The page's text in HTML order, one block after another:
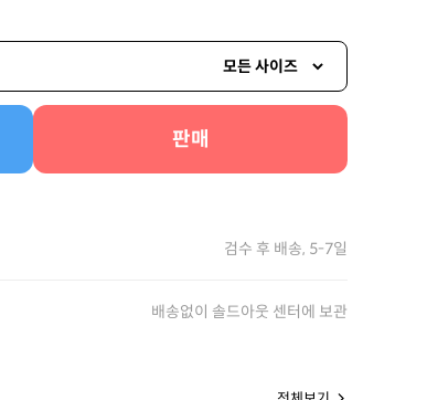
모든 사이즈
판매
검수 후 배송, 5-7일
배송없이 솔드아웃 센터에 보관